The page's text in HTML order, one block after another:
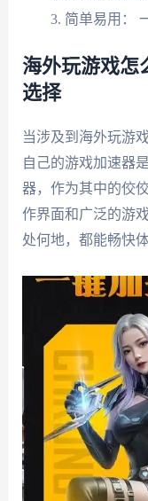
简单易用：
海外玩游戏怎
选择
当涉及到海外玩游
自己的游戏加速器
器，作为其中的佼
作界面和广泛的游
处何地，都能畅快